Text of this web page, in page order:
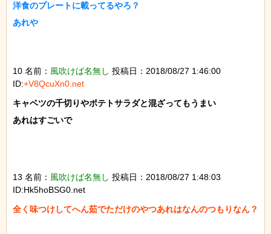
洋食のプレートに載ってるやろ？
あれや
10 名前： 風吹けば名無し 投稿日：2018/08/27 1:46:00
ID:+V8QcuXn0.net
キャベツの千切りやポテトサラダと混ざってもうまい
あれはすごいで
13 名前： 風吹けば名無し 投稿日：2018/08/27 1:48:03
ID:Hk5hoBSG0.net
全く味つけしてへん茹でただけのやつあれはなんのつもりなん？